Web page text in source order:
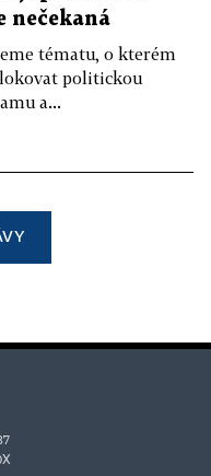
nečekaná
tématu, o kterém
politickou
a...